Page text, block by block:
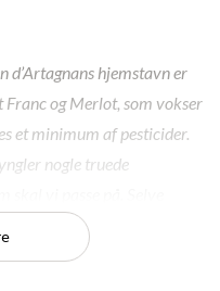
hjemstavn er
og Merlot, som vokser
et minimum af pesticider.
nogle truede
et fint syrligt modspil til